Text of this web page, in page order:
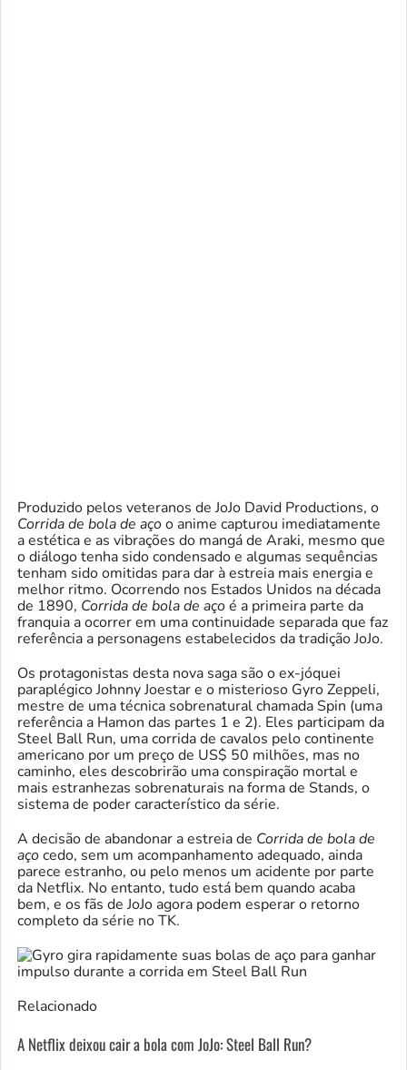
Produzido pelos veteranos de JoJo David Productions, o
Corrida de bola de açoo anime capturou imediatamente
a estética e as vibrações do mangá de Araki, mesmo que
o diálogo tenha sido condensado e algumas sequências
tenham sido omitidas para dar à estreia mais energia e
melhor ritmo. Ocorrendo nos Estados Unidos na década
de 1890, Corrida de bola de açoé a primeira parte da
franquia a ocorrer em uma continuidade separada que faz
referência a personagens estabelecidos da tradição JoJo.
Os protagonistas desta nova saga são o ex-jóquei
paraplégico Johnny Joestar e o misterioso Gyro Zeppeli,
mestre de uma técnica sobrenatural chamada Spin (uma
referência a Hamon das partes 1 e 2). Eles participam da
Steel Ball Run, uma corrida de cavalos pelo continente
americano por um preço de US$ 50 milhões, mas no
caminho, eles descobrirão uma conspiração mortal e
mais estranhezas sobrenaturais na forma de Stands, o
sistema de poder característico da série.
A decisão de abandonar a estreia de Corrida de bola de
açocedo, sem um acompanhamento adequado, ainda
parece estranho, ou pelo menos um acidente por parte
da Netflix. No entanto, tudo está bem quando acaba
bem, e os fãs de JoJo agora podem esperar o retorno
completo da série no TK.
Relacionado
A Netflix deixou cair a bola com JoJo: Steel Ball Run?